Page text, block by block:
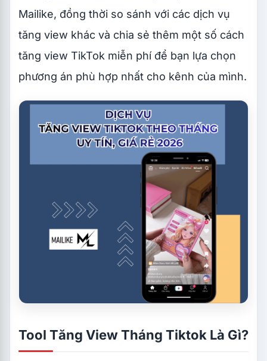
Mailike, đồng thời so sánh với các dịch vụ
tăng view khác và chia sẻ thêm một số cách
tăng view TikTok miễn phí để bạn lựa chọn
phương án phù hợp nhất cho kênh của mình.
Tool Tăng View Tháng Tiktok Là Gì?